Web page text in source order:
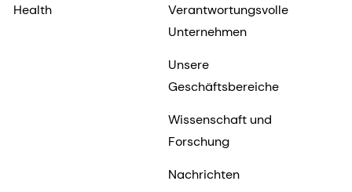
Health
Verantwortungsvolle
Unternehmen
Unsere
Geschäftsbereiche
Wissenschaft und
Forschung
Nachrichten